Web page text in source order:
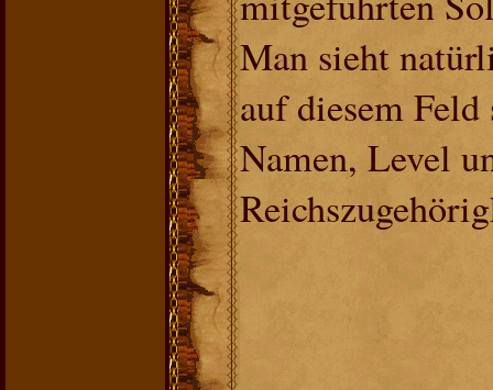
Man sieht
auf diesem Feld
Namen, Level